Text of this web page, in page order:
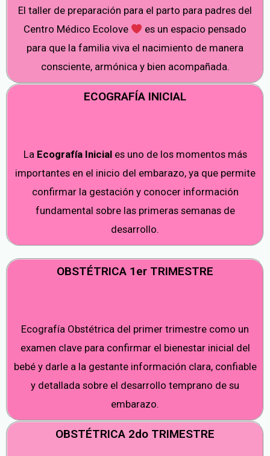
El taller de preparación para el parto para padres del
Centro Médico Ecolove
es un espacio pensado
para que la familia viva el nacimiento de manera
consciente, armónica y bien acompañada.
ECOGRAFÍA INICIAL
La Ecografía Iniciales uno de los momentos más
importantes en el inicio del embarazo, ya que permite
confirmar la gestación y conocer información
fundamental sobre las primeras semanas de
desarrollo.
OBSTÉTRICA 1er TRIMESTRE
Ecografía Obstétrica del primer trimestre como un
examen clave para confirmar el bienestar inicial del
bebé y darle a la gestante información clara, confiable
y detallada sobre el desarrollo temprano de su
embarazo.
OBSTÉTRICA 2do TRIMESTRE